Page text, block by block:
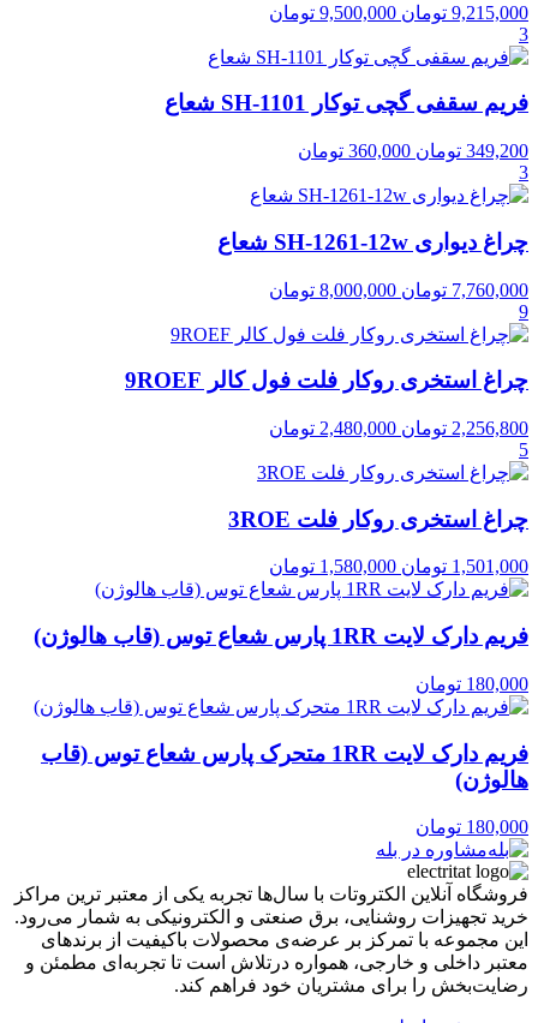
9,215,000 تومان 9,500,000 تومان
3
فریم سقفی گچی توکار SH-1101 شعاع
349,200 تومان 360,000 تومان
3
چراغ دیواری SH-1261-12w شعاع
7,760,000 تومان 8,000,000 تومان
9
چراغ استخری روکار فلت فول کالر 9ROEF
2,256,800 تومان 2,480,000 تومان
5
چراغ استخری روکار فلت 3ROE
1,501,000 تومان 1,580,000 تومان
فریم دارک لایت 1RR پارس شعاع توس (قاب هالوژن)
180,000 تومان
فریم دارک لایت 1RR متحرک پارس شعاع توس (قاب
هالوژن)
180,000 تومان
مشاوره در بله
فروشگاه آنلاین الکتروتات با سال‌ها تجربه یکی از معتبر ترین مراکز
خرید تجهیزات روشنایی، برق صنعتی و الکترونیکی به شمار می‌رود.
این مجموعه با تمرکز بر عرضه‌ی محصولات باکیفیت از برندهای
معتبر داخلی و خارجی، همواره درتلاش است تا تجربه‌ای مطمئن و
رضایت‌بخش را برای مشتریان خود فراهم کند.